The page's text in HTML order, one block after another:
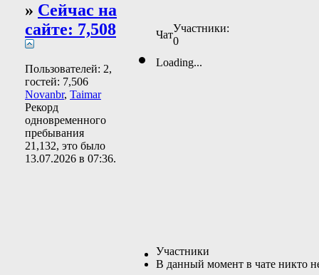
» Сейчас на
сайте: 7,508
Пользователей: 2,
гостей: 7,506
Novanbr, Taimar
Рекорд
одновременного
пребывания
21,132, это было
13.07.2026 в 07:36.
Чат
Участники:
0
Loading...
Участники
В данный момент в чате никто